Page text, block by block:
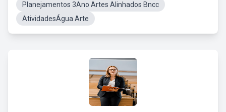
Planejamentos 3Ano Artes Alinhados Bncc
AtividadesÁgua Arte